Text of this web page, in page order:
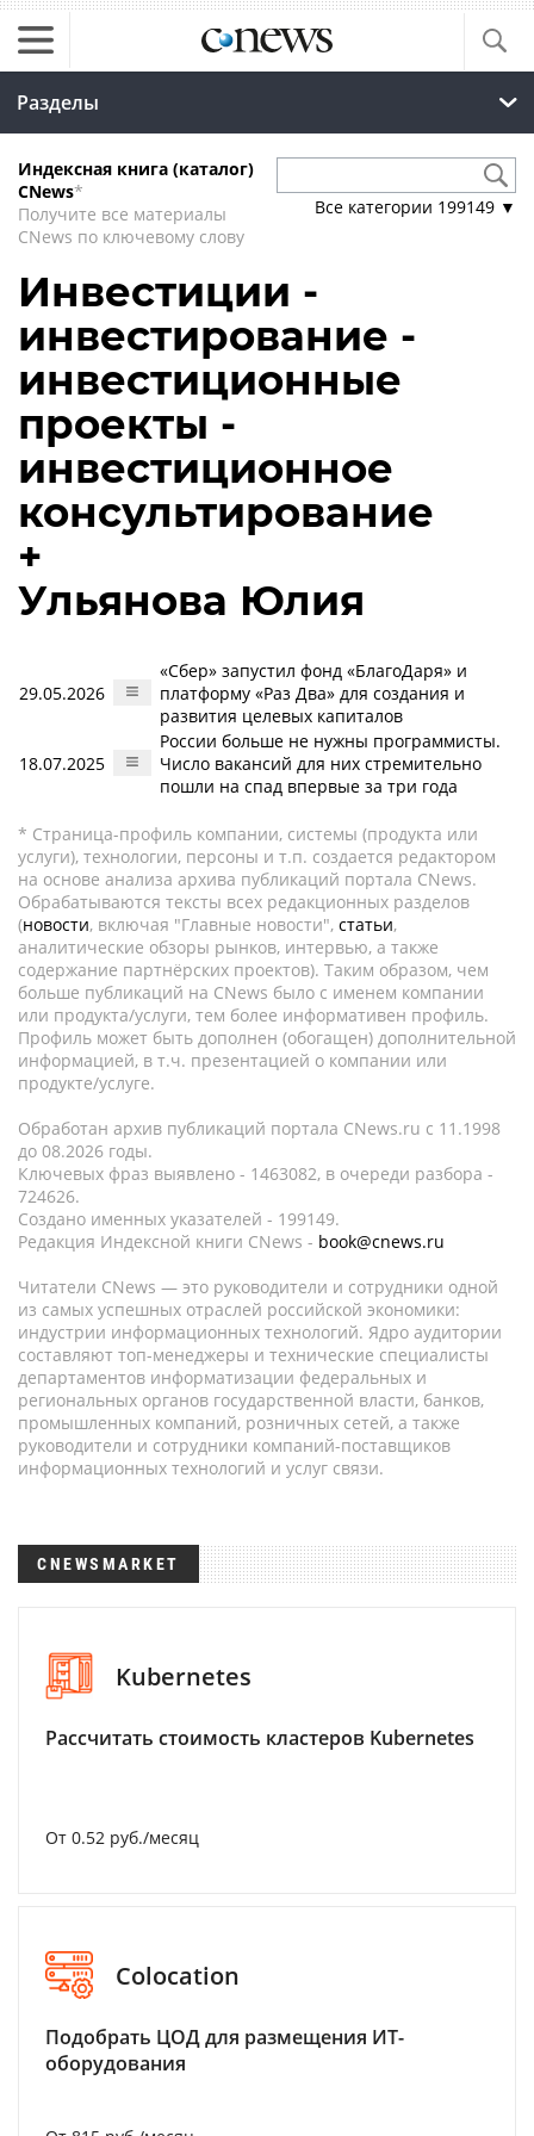
Разделы
Индексная книга (каталог)
CNews*
Получите все материалы
CNews по ключевому слову
Все категории 199149 ▼
Инвестиции -
инвестирование -
инвестиционные
проекты -
инвестиционное
консультирование
+
Ульянова Юлия
29.05.2026
«Сбер» запустил фонд «БлагоДаря» и
платформу «Раз Два» для создания и
развития целевых капиталов
18.07.2025
России больше не нужны программисты.
Число вакансий для них стремительно
пошли на спад впервые за три года
* Страница-профиль компании, системы (продукта или
услуги), технологии, персоны и т.п. создается редактором
на основе анализа архива публикаций портала CNews.
Обрабатываются тексты всех редакционных разделов
(новости, включая "Главные новости", статьи,
аналитические обзоры рынков, интервью, а также
содержание партнёрских проектов). Таким образом, чем
больше публикаций на CNews было с именем компании
или продукта/услуги, тем более информативен профиль.
Профиль может быть дополнен (обогащен) дополнительной
информацией, в т.ч. презентацией о компании или
продукте/услуге.
Обработан архив публикаций портала CNews.ru c 11.1998
до 08.2026 годы.
Ключевых фраз выявлено - 1463082, в очереди разбора -
724626.
Создано именных указателей - 199149.
Редакция Индексной книги CNews - book@cnews.ru
Читатели CNews — это руководители и сотрудники одной
из самых успешных отраслей российской экономики:
индустрии информационных технологий. Ядро аудитории
составляют топ-менеджеры и технические специалисты
департаментов информатизации федеральных и
региональных органов государственной власти, банков,
промышленных компаний, розничных сетей, а также
руководители и сотрудники компаний-поставщиков
информационных технологий и услуг связи.
CNEWSMARKET
Kubernetes
Рассчитать стоимость кластеров Kubernetes
От 0.52 руб./месяц
Colocation
Подобрать ЦОД для размещения ИТ-
оборудования